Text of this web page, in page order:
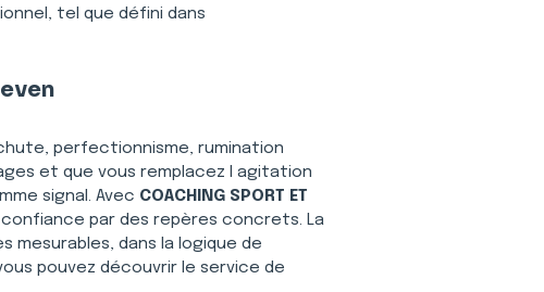
tel que défini dans
perfectionnisme, rumination
et que vous remplacez l agitation
signal. Avec COACHING SPORT ET
par des repères concrets. La
mesurables, dans la logique de
pouvez découvrir le service de